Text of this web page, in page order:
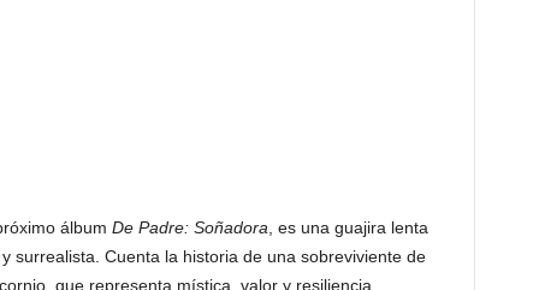
álbum De Padre: Soñadora , es una guajira lenta
surrealista. Cuenta la historia de una sobreviviente de
que representa mística, valor y resiliencia.